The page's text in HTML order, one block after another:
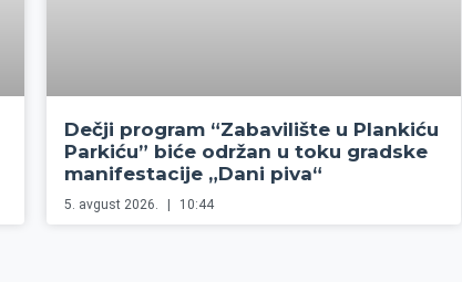
Dečji program “Zabavilište u Plankiću
Parkiću” biće održan u toku gradske
manifestacije „Dani piva“
5. avgust 2026. 10:44